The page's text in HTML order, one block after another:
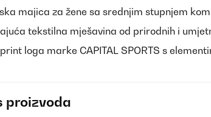
majica za žene sa srednjim stupnjem
tekstilna mješavina od prirodnih i
loga marke CAPITAL SPORTS s
proizvoda